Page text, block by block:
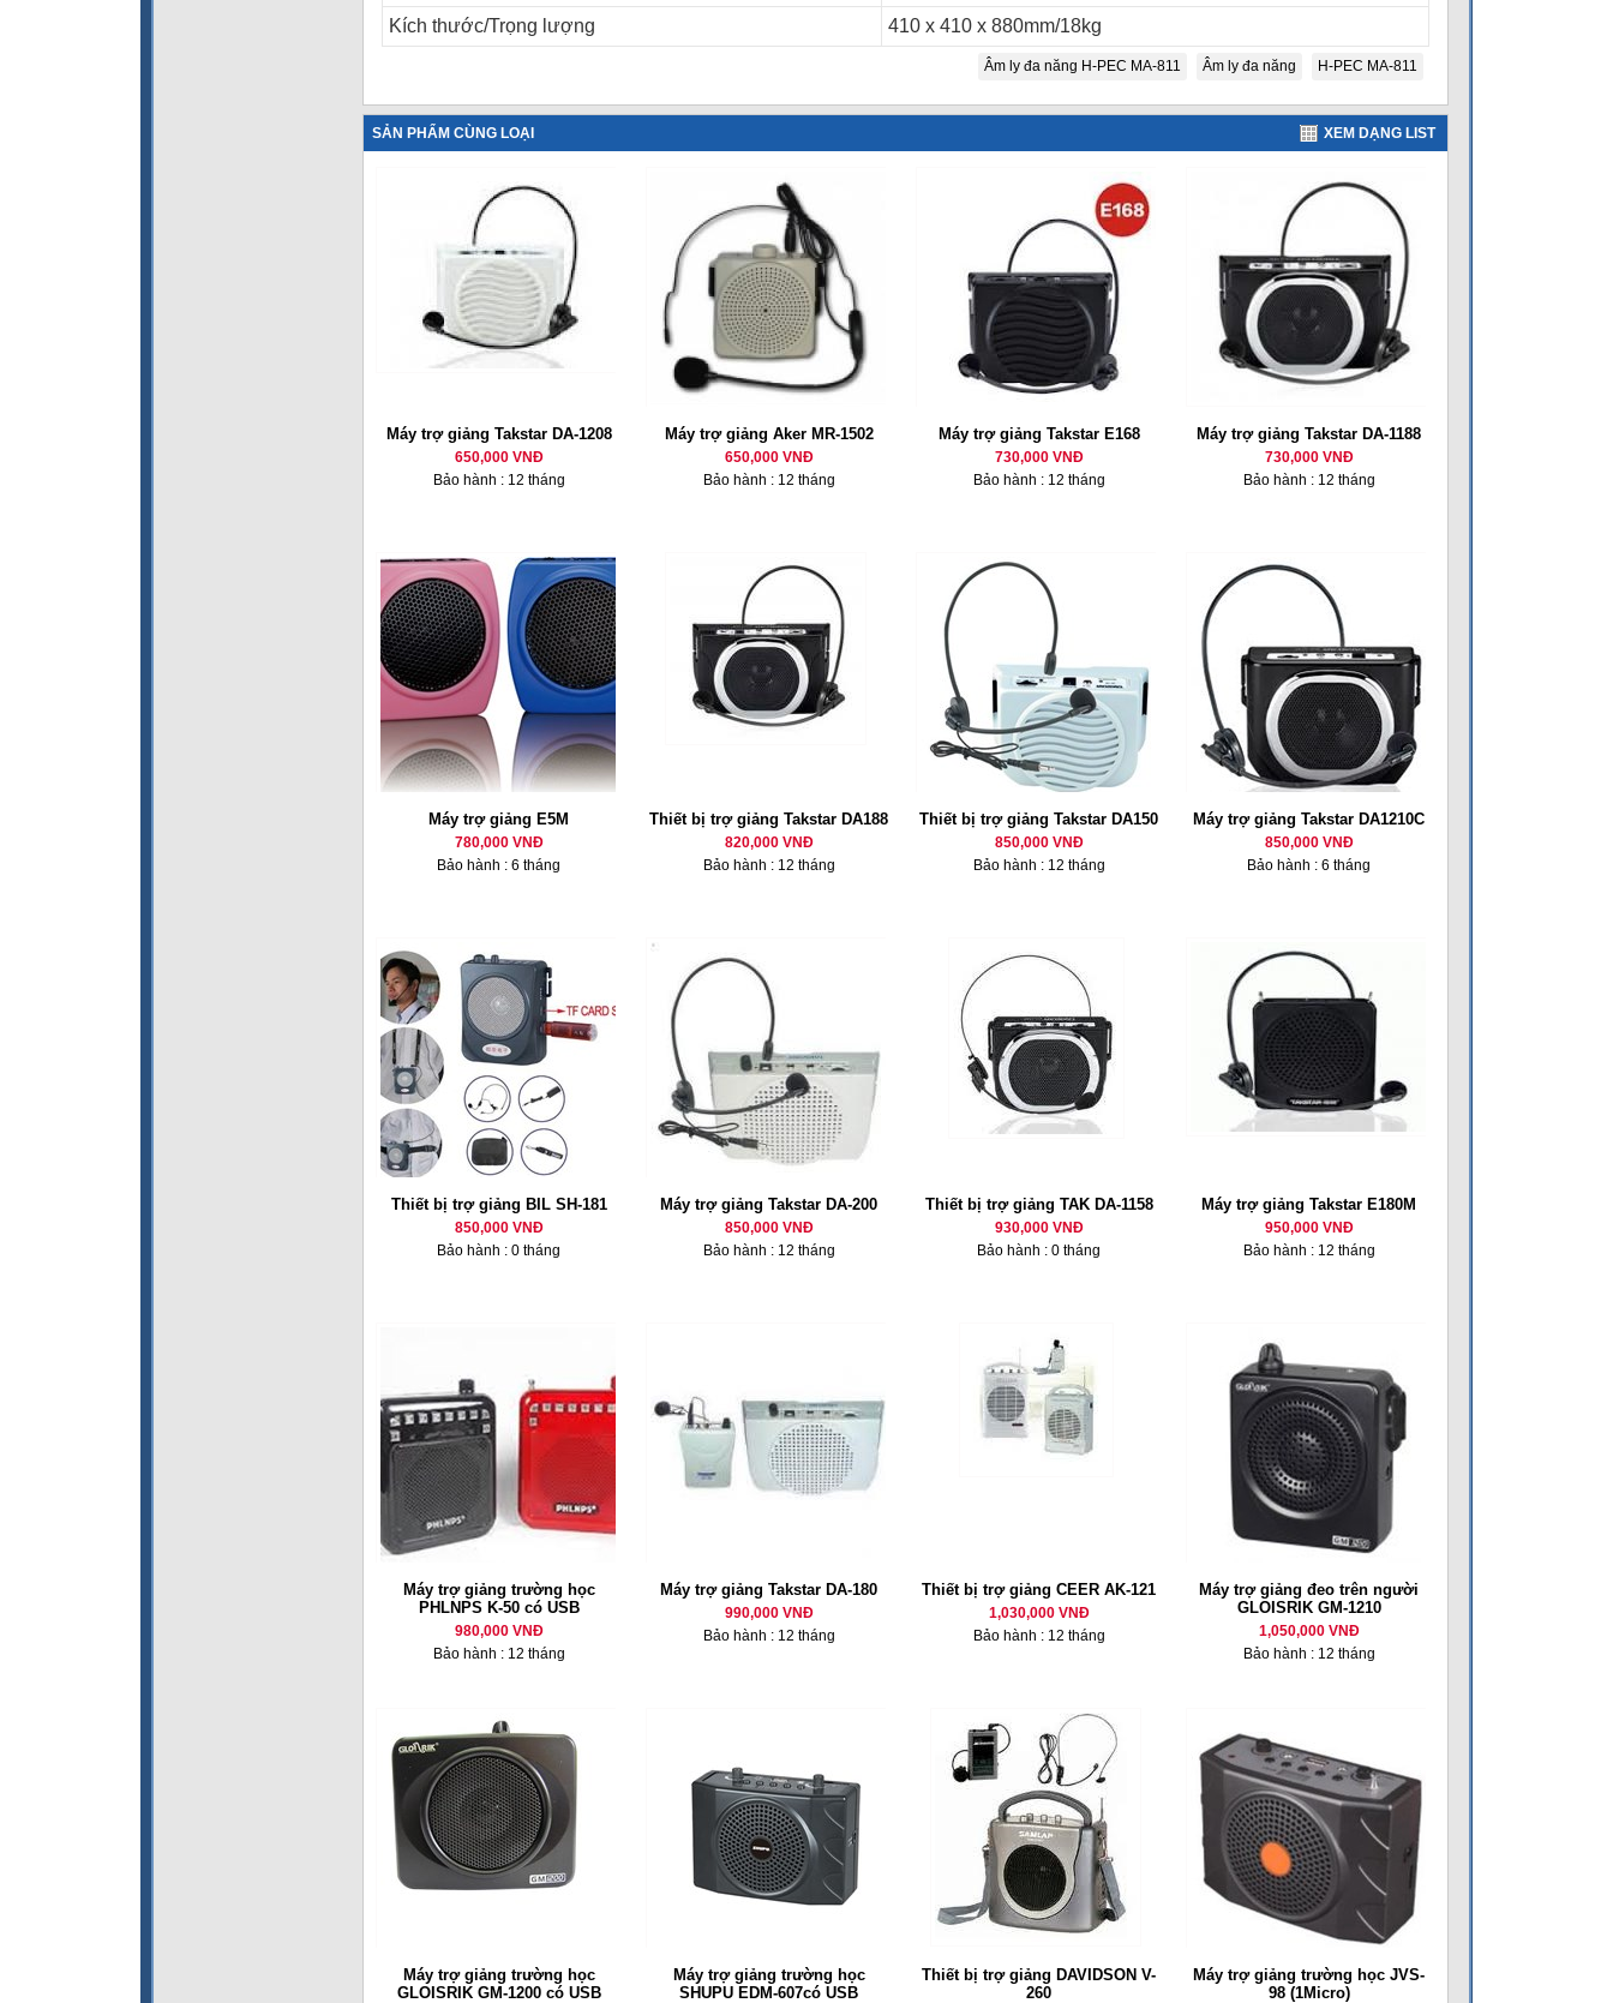
Kích thước/Trọng lượng
410 x 410 x 880mm/18kg
Âm ly đa năng H-PEC MA-811 Âm ly đa năng H-PEC MA-811
SẢN PHẨM CÙNG LOẠI XEM DẠNG LIST
Máy trợ giảng Takstar DA-1208
650,000 VNĐ
Bảo hành : 12 tháng
Máy trợ giảng Aker MR-1502
650,000 VNĐ
Bảo hành : 12 tháng
Máy trợ giảng Takstar E168
730,000 VNĐ
Bảo hành : 12 tháng
Máy trợ giảng Takstar DA-1188
730,000 VNĐ
Bảo hành : 12 tháng
Máy trợ giảng E5M
780,000 VNĐ
Bảo hành : 6 tháng
Thiết bị trợ giảng Takstar DA188
820,000 VNĐ
Bảo hành : 12 tháng
Thiết bị trợ giảng Takstar DA150
850,000 VNĐ
Bảo hành : 12 tháng
Máy trợ giảng Takstar DA1210C
850,000 VNĐ
Bảo hành : 6 tháng
Thiết bị trợ giảng BIL SH-181
850,000 VNĐ
Bảo hành : 0 tháng
Máy trợ giảng Takstar DA-200
850,000 VNĐ
Bảo hành : 12 tháng
Thiết bị trợ giảng TAK DA-1158
930,000 VNĐ
Bảo hành : 0 tháng
Máy trợ giảng Takstar E180M
950,000 VNĐ
Bảo hành : 12 tháng
Máy trợ giảng trường học
PHLNPS K-50 có USB
980,000 VNĐ
Bảo hành : 12 tháng
Máy trợ giảng Takstar DA-180
990,000 VNĐ
Bảo hành : 12 tháng
Thiết bị trợ giảng CEER AK-121
1,030,000 VNĐ
Bảo hành : 12 tháng
Máy trợ giảng đeo trên người
GLOISRIK GM-1210
1,050,000 VNĐ
Bảo hành : 12 tháng
Máy trợ giảng trường học
GLOISRIK GM-1200 có USB
Máy trợ giảng trường học
SHUPU EDM-607có USB
Thiết bị trợ giảng DAVIDSON V-
260
Máy trợ giảng trường học JVS-
98 (1Micro)